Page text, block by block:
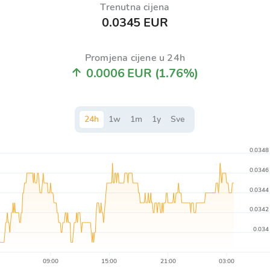
Trenutna cijena
0.0345 EUR
Promjena cijene u 24h
0.0006 EUR (1.76%)
24h 1w 1m 1y Sve
09:00 15:00 21:00 03:00
0.034
0.0342
0.0344
0.0346
0.0348